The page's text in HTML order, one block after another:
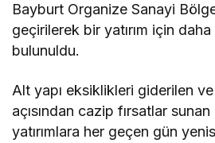
Bayburt Organize Sanayi
geçirilerek bir yatırım için
bulunuldu.
Alt yapı eksiklikleri giderilen ve
açısından cazip fırsatlar
yatırımlara her geçen gün